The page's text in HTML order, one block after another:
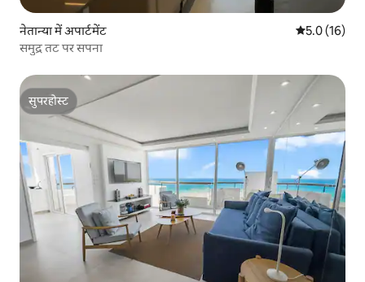
नेतान्या में अपार्टमेंट औसत रेटिंग 5
5.0 (16)
समुद्र तट पर सपना
सुपरहोस्ट
सुपरहोस्ट